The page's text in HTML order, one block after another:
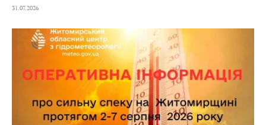
31.07.2026